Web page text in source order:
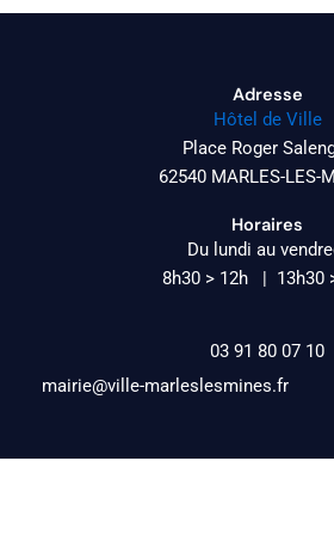
Adresse
Hôtel de Ville
Place Roger
62540 MARLES-LES-
Horaires
Du lundi au
8h30 > 12h | 13h30
03 91 80 07 10
mairie@ville-marleslesmines.fr